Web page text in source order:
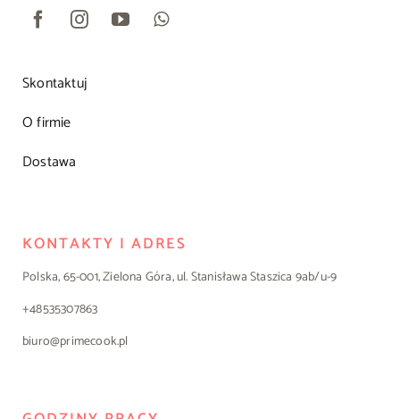
Skontaktuj
O firmie
Dostawa
KONTAKTY I ADRES
Polska, 65-001, Zielona Góra, ul. Stanisława Staszica 9ab/u-9
+48535307863
biuro@primecook.pl